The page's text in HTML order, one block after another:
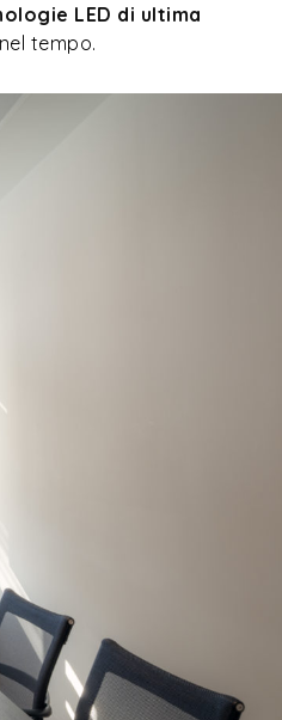
LED di ultima
tempo.